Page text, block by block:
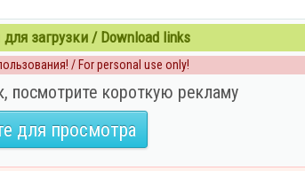
загрузки / Download links
/ For personal use only!
посмотрите короткую рекламу
для просмотра